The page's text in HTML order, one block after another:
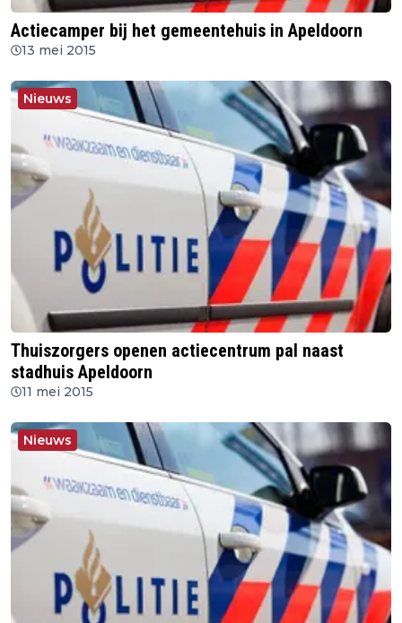
Actiecamper bij het gemeentehuis in Apeldoorn
13 mei 2015
Nieuws
Thuiszorgers openen actiecentrum pal naast
stadhuis Apeldoorn
11 mei 2015
Nieuws